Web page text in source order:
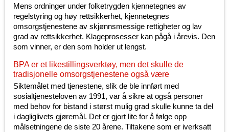
Mens ordninger under folketrygden kjennetegnes av
regelstyring og høy rettsikkerhet, kjennetegnes
omsorgstjenestene av skjønnsmessige rettigheter og lav
grad av rettsikkerhet. Klageprosesser kan pågå i årevis. Den
som vinner, er den som holder ut lengst.
BPA er et likestillingsverktøy, men det skulle de
tradisjonelle omsorgstjenestene også være
Siktemålet med tjenestene, slik de ble innført med
sosialtjenesteloven av 1991, var å sikre at også personer
med behov for bistand i størst mulig grad skulle kunne ta del
i dagliglivets gjøremål. Det er gjort lite for å følge opp
målsetningene de siste 20 årene. Tiltakene som er iverksatt